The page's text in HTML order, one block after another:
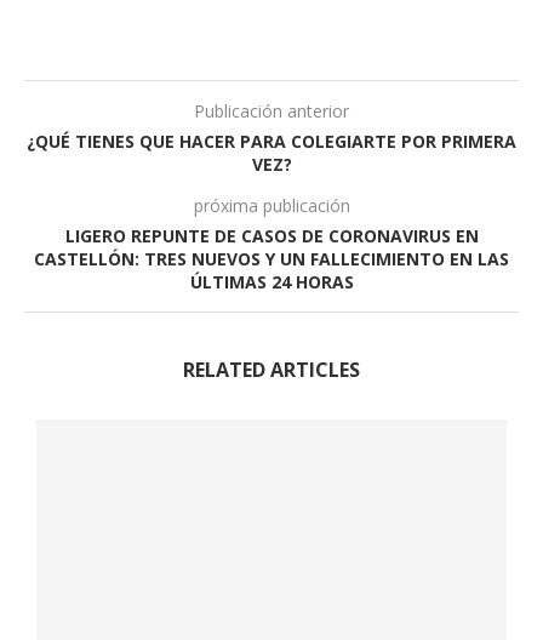
Publicación anterior
¿QUÉ TIENES QUE HACER PARA COLEGIARTE POR PRIMERA
VEZ?
próxima publicación
LIGERO REPUNTE DE CASOS DE CORONAVIRUS EN
CASTELLÓN: TRES NUEVOS Y UN FALLECIMIENTO EN LAS
ÚLTIMAS 24 HORAS
RELATED ARTICLES